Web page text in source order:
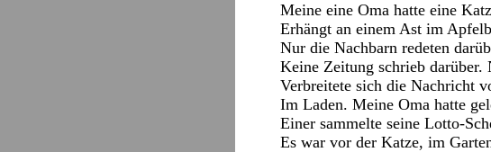
Meine eine Oma hatte eine
Erhängt an einem Ast im
Nur die Nachbarn redeten
Keine Zeitung schrieb
Verbreitete sich die Nachricht
Im Laden. Meine Oma hatte
Einer sammelte seine Lotto-
Es war vor der Katze, im